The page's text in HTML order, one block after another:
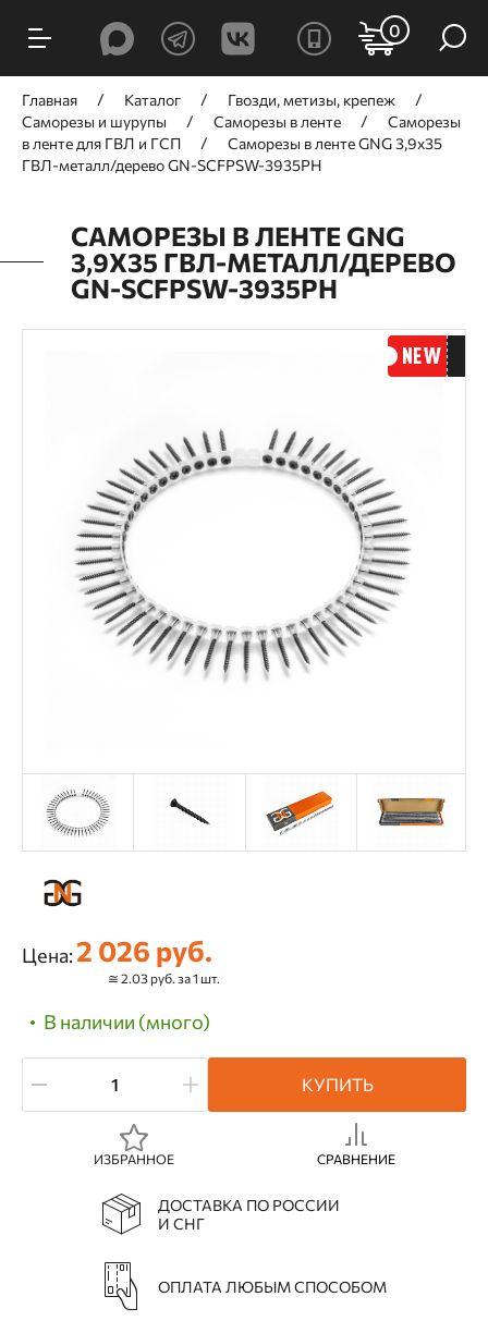
0
Главная Каталог
Гвозди, метизы, крепеж
Саморезы и шурупы
Саморезы в ленте
Саморезы
в ленте для ГВЛ и ГСП
Саморезы в ленте GNG 3,9х35
ГВЛ-металл/дерево GN-SCFPSW-3935PH
САМОРЕЗЫ В ЛЕНТЕ GNG
3,9Х35 ГВЛ-МЕТАЛЛ/ДЕРЕВО
GN-SCFPSW-3935PH
В наличии (много)
Цена:2 026 руб.
≅ 2.03 руб. за 1 шт.
КУПИТЬ
ИЗБРАННОЕ СРАВНЕНИЕ
ДОСТАВКА ПО РОССИИ
И СНГ
ОПЛАТА ЛЮБЫМ СПОСОБОМ